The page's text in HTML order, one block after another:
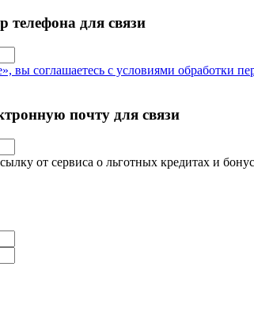
для связи
вы соглашаетесь с условиями обработки
почту для связи
от сервиса о льготных кредитах и